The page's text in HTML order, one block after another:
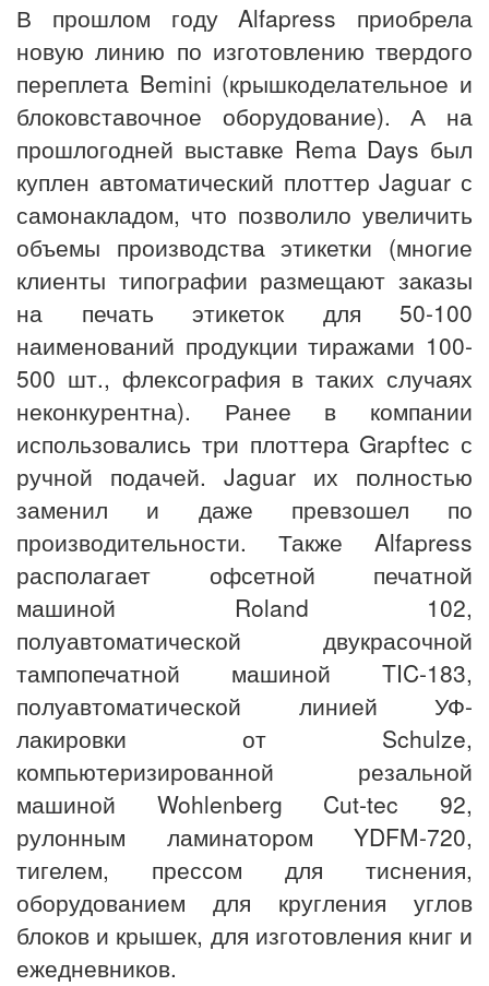
В прошлом году Alfapress приобрела
новую линию по изготовлению твердого
переплета Bemini (крышкоделательное и
блоковставочное оборудование). А на
прошлогодней выставке Rema Days был
куплен автоматический плоттер Jaguar с
самонакладом, что позволило увеличить
объемы производства этикетки (многие
клиенты типографии размещают заказы
на печать этикеток для 50-100
наименований продукции тиражами 100-
500 шт., флексография в таких случаях
неконкурентна). Ранее в компании
использовались три плоттера Grapftec с
ручной подачей. Jaguar их полностью
заменил и даже превзошел по
производительности. Также Alfapress
располагает офсетной печатной
машиной Roland 102,
полуавтоматической двукрасочной
тампопечатной машиной TIC-183,
полуавтоматической линией УФ-
лакировки от Schulze,
компьютеризированной резальной
машиной Wohlenberg Cut-tec 92,
рулонным ламинатором YDFM-720,
тигелем, прессом для тиснения,
оборудованием для кругления углов
блоков и крышек, для изготовления книг и
ежедневников.